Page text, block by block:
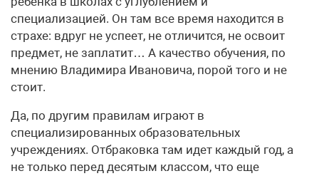
специализацией. Он там все время находится в
страхе: вдруг не успеет, не отличится, не освоит
предмет, не заплатит… А качество обучения, по
мнению Владимира Ивановича, порой того и не
стоит.
Да, по другим правилам играют в
специализированных образовательных
учреждениях. Отбраковка там идет каждый год, а
не только перед десятым классом, что еще